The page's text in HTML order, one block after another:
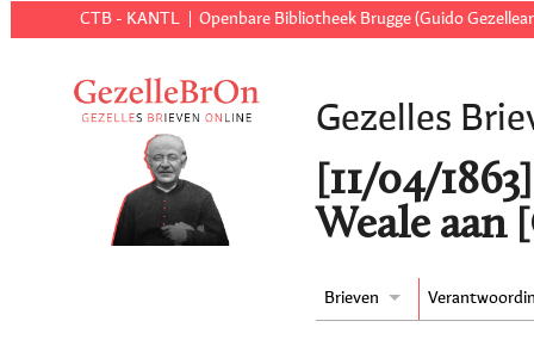
CTB - KANTL Openbare Bibliotheek Brugge (Guido
Gezelles
[11/04/
Weale aan
Brieven